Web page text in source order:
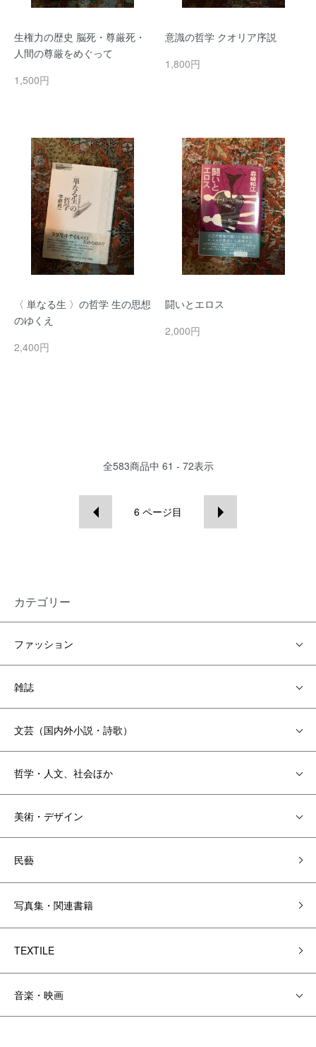
生権力の歴史 脳死・尊厳死・
人間の尊厳をめぐって
1,500円
意識の哲学 クオリア序説
1,800円
〈 単なる生 〉の哲学 生の思想
のゆくえ
2,400円
闘いとエロス
2,000円
全583商品中 61 - 72表示
6 ページ目
カテゴリー
ファッション
雑誌
文芸（国内外小説・詩歌）
哲学・人文、社会ほか
美術・デザイン
民藝
写真集・関連書籍
TEXTILE
音楽・映画